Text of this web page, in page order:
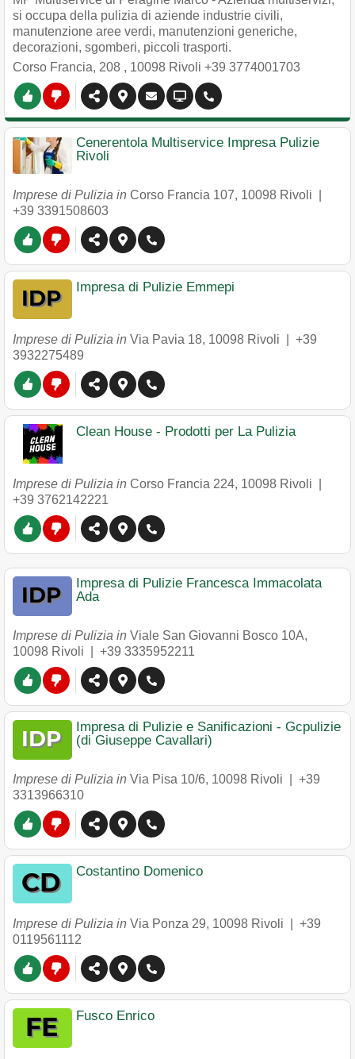
si occupa della pulizia di aziende industrie civili,
manutenzione aree verdi, manutenzioni generiche,
decorazioni, sgomberi, piccoli trasporti.
Corso Francia, 208 , 10098 Rivoli +39 3774001703
Cenerentola Multiservice Impresa Pulizie
Rivoli
Imprese di Pulizia in Corso Francia 107, 10098 Rivoli
+39 3391508603
Impresa di Pulizie Emmepi
Imprese di Pulizia in Via Pavia 18, 10098 Rivoli
+39
3932275489
Clean House - Prodotti per La Pulizia
Imprese di Pulizia in Corso Francia 224, 10098 Rivoli
+39 3762142221
Impresa di Pulizie Francesca Immacolata
Ada
Imprese di Pulizia in Viale San Giovanni Bosco 10A,
10098 Rivoli +39 3335952211
Impresa di Pulizie e Sanificazioni - Gcpulizie
(di Giuseppe Cavallari)
Imprese di Pulizia in Via Pisa 10/6, 10098 Rivoli
+39
3313966310
Costantino Domenico
Imprese di Pulizia in Via Ponza 29, 10098 Rivoli
+39
0119561112
Fusco Enrico